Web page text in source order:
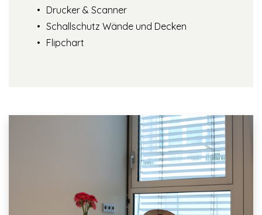
Drucker & Scanner
Schallschutz Wände und Decken
Flipchart